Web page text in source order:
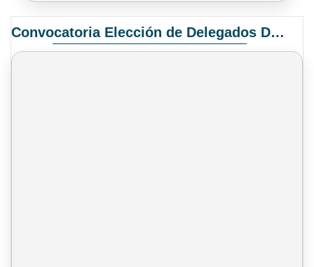
Convocatoria Elección de Delegados Docentes para el XIV Congreso Nacional de Universidades